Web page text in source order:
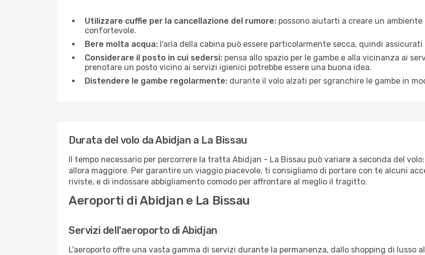
Utilizzare cuffie per la cancellazione del rumore: possono aiutarti a creare un
confortevole.
Bere molta acqua: l'aria della cabina può essere particolarmente secca, quindi
Considerare il posto in cui sedersi: pensa allo spazio per le gambe e alla vicinanza ai
prenotare un posto vicino ai servizi igienici potrebbe essere una buona idea.
Distendere le gambe regolarmente: durante il volo alzati per sgranchire le gambe in
Durata del volo da Abidjan a La Bissau
Il tempo necessario per percorrere la tratta Abidjan - La Bissau può variare a seconda del
allora maggiore. Per garantire un viaggio piacevole, ti consigliamo di portare con te alcuni
riviste, e di indossare abbigliamento comodo per affrontare al meglio il tragitto.
Aeroporti di Abidjan e La Bissau
Servizi dell'aeroporto di Abidjan
L'aeroporto offre una vasta gamma di servizi durante la permanenza, dallo shopping di lusso